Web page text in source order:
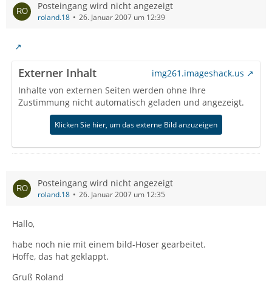
Posteingang wird nicht angezeigt
roland.18 26. Januar 2007 um 12:39
Externer Inhalt
img261.imageshack.us
Inhalte von externen Seiten werden ohne Ihre
Zustimmung nicht automatisch geladen und angezeigt.
Klicken Sie hier, um das externe Bild anzuzeigen
Posteingang wird nicht angezeigt
roland.18 26. Januar 2007 um 12:35
Hallo,
habe noch nie mit einem bild-Hoser gearbeitet.
Hoffe, das hat geklappt.
Gruß Roland